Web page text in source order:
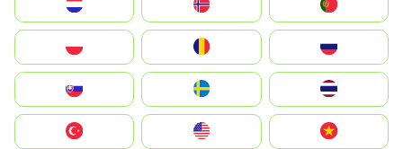
United States